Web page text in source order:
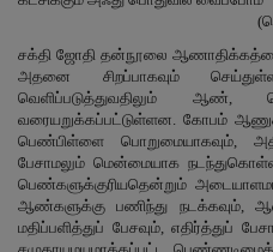
சக்தி ஜோதி தன்நூலை ஆணாதிக்கத்தை
அதனை சிறப்பாகவும்
வெளிப்படுத்துவதிலும் ஆண்,
வரையறுக்கப்பட்டுள்ளன. கோபம்
பெண்பிள்ளை பொறுமையாகவும்,
பேசாமலும் மென்மையாக
பெண்களுக்குரியதென்றும்
ஆண்களுக்கு பணிந்து நடக்கவும்,
மதிப்பளித்துப் பேசவும், எதிர்த்துப்